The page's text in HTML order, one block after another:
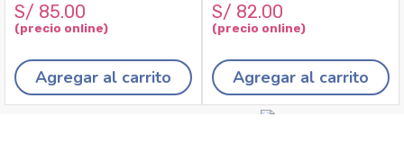
S/ 85.00
Agregar al carrito
S/ 82.00
Agregar al carrito